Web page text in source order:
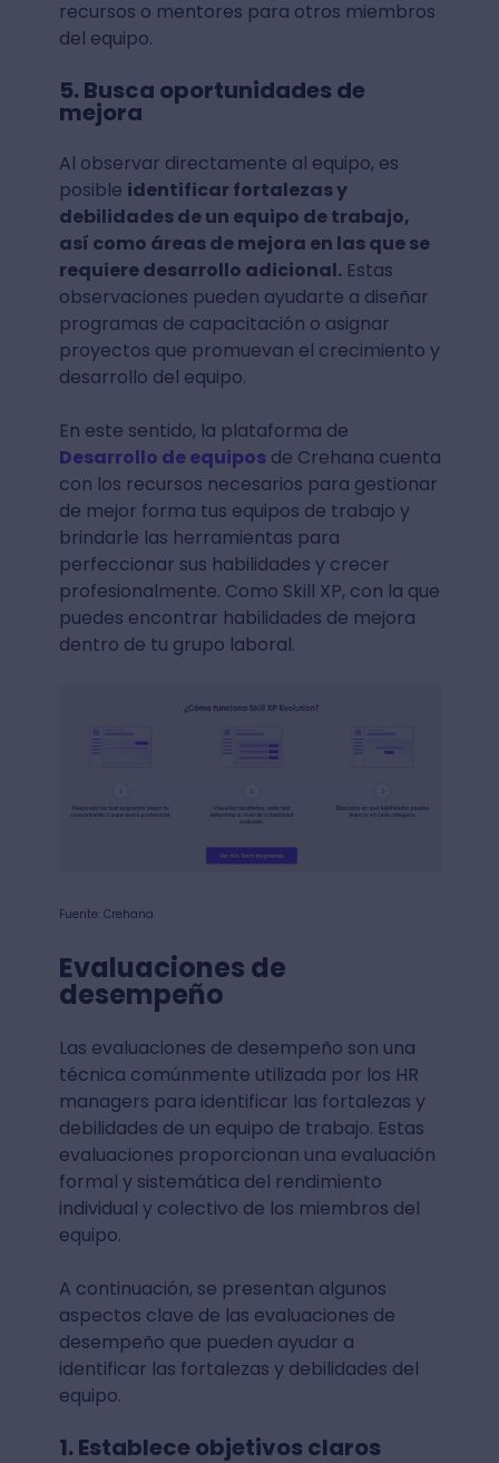
recursos o mentores para otros miembros
del equipo.
5. Busca oportunidades de
mejora
Al observar directamente al equipo, es
posible identificar fortalezas y
debilidades de un equipo de trabajo,
así como áreas de mejora en las que se
requiere desarrollo adicional.Estas
observaciones pueden ayudarte a diseñar
programas de capacitación o asignar
proyectos que promuevan el crecimiento y
desarrollo del equipo.
En este sentido, la plataforma de
Desarrollo de equiposde Crehana cuenta
con los recursos necesarios para gestionar
de mejor forma tus equipos de trabajo y
brindarle las herramientas para
perfeccionar sus habilidades y crecer
profesionalmente. Como Skill XP, con la que
puedes encontrar habilidades de mejora
dentro de tu grupo laboral.
Fuente: Crehana
Evaluaciones de
desempeño
Las evaluaciones de desempeño son una
técnica comúnmente utilizada por los HR
managers para identificar las fortalezas y
debilidades de un equipo de trabajo. Estas
evaluaciones proporcionan una evaluación
formal y sistemática del rendimiento
individual y colectivo de los miembros del
equipo.
A continuación, se presentan algunos
aspectos clave de las evaluaciones de
desempeño que pueden ayudar a
identificar las fortalezas y debilidades del
equipo.
1. Establece objetivos claros